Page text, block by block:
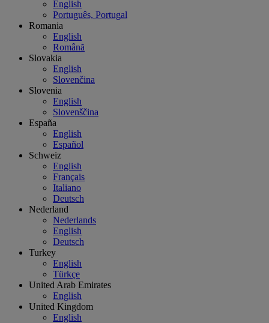
English
Português, Portugal
Romania
English
Română
Slovakia
English
Slovenčina
Slovenia
English
Slovenščina
España
English
Español
Schweiz
English
Français
Italiano
Deutsch
Nederland
Nederlands
English
Deutsch
Turkey
English
Türkçe
United Arab Emirates
English
United Kingdom
English